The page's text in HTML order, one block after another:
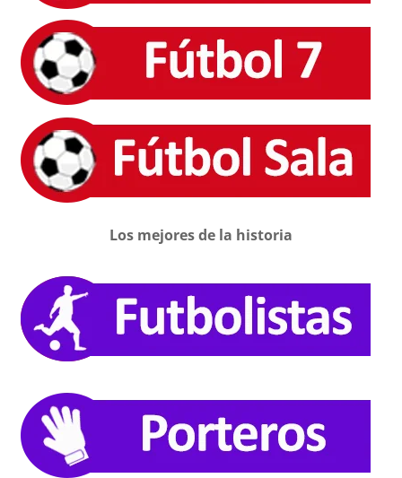
Los mejores de la historia